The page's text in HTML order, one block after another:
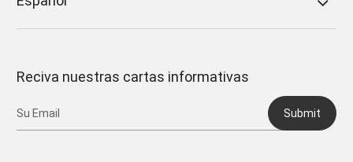
Reciva nuestras cartas informativas
Submit